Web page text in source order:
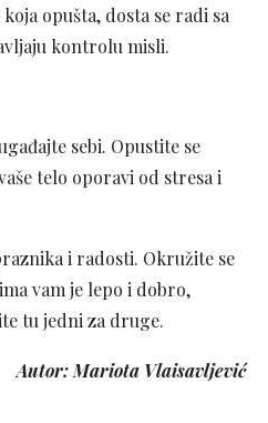
opušta, dosta se radi sa
kontrolu misli.
sebi. Opustite se
telo oporavi od stresa i
i radosti. Okružite se
vam je lepo i dobro,
tu jedni za druge.
Autor: Mariota Vlaisavljević